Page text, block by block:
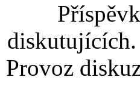
diskutujících.
Provoz